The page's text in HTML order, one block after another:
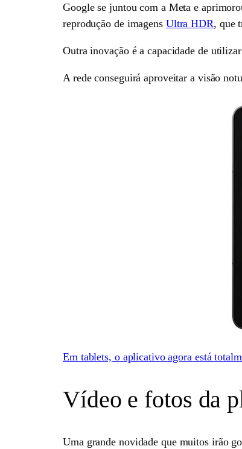
Google se juntou com a Meta e
reprodução de imagens Ultra HDR, que
Outra inovação é a capacidade de
A rede conseguirá aproveitar a visão
Em tablets, o aplicativo agora está
Vídeo e fotos da
Uma grande novidade que muitos irão